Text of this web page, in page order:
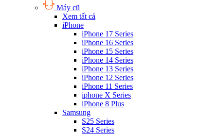
Máy cũ
Xem tất cả
iPhone
iPhone 17 Series
iPhone 16 Series
iPhone 15 Series
iPhone 14 Series
iPhone 13 Series
iPhone 12 Series
iPhone 11 Series
iphone X Series
iPhone 8 Plus
Samsung
S25 Series
S24 Series